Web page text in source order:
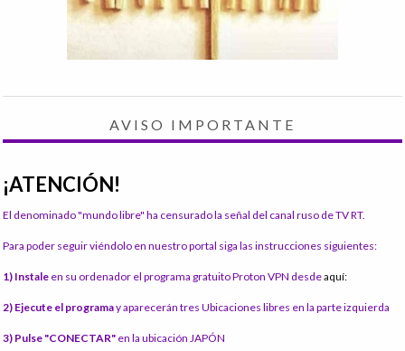
AVISO IMPORTANTE
¡ATENCIÓN!
El denominado "mundo libre" ha censurado la señal del canal ruso de TV RT.
Para poder seguir viéndolo en nuestro portal siga las instrucciones siguientes:
1) Instale en su ordenador el programa gratuito Proton VPN desdeaquí:
2) Ejecute el programay aparecerán tres Ubicaciones libres en la parte izquierda
3) Pulse "CONECTAR" en la ubicación JAPÓN